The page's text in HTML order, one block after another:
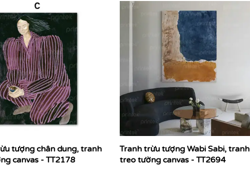
tượng chân dung, tranh
canvas - TT2178
Tranh trừu tượng Wabi Sabi, tranh
treo tường canvas - TT2694